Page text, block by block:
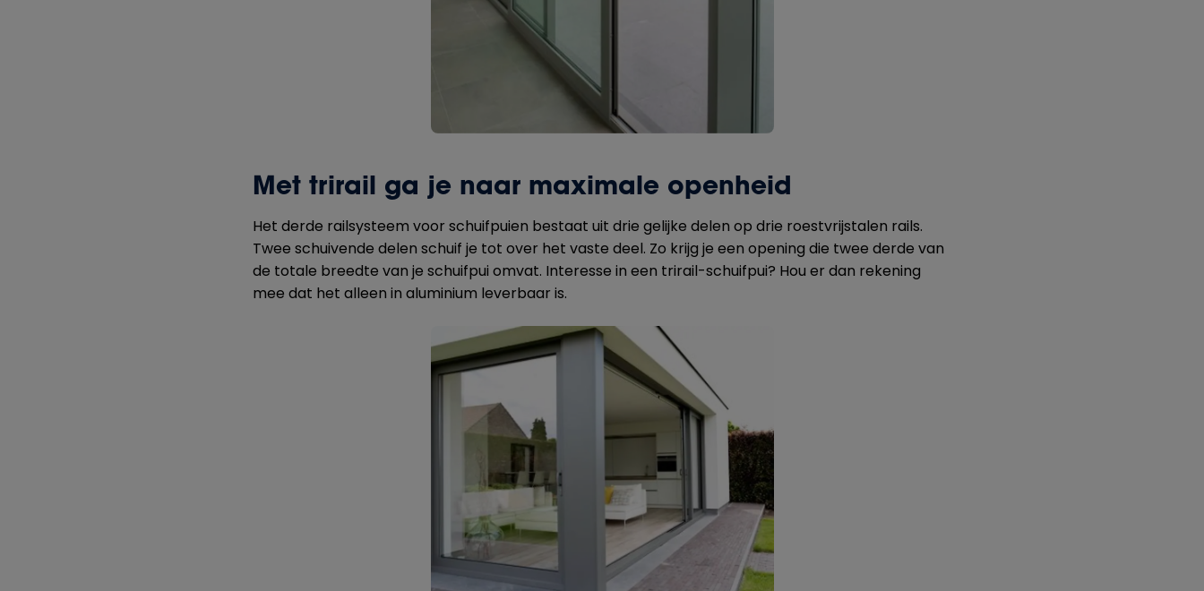
Met trirail ga je naar maximale openheid
Het derde railsysteem voor schuifpuien bestaat uit drie gelijke delen op drie roestvrijstalen rails.
Twee schuivende delen schuif je tot over het vaste deel. Zo krijg je een opening die twee derde van
de totale breedte van je schuifpui omvat. Interesse in een trirail-schuifpui? Hou er dan rekening
mee dat het alleen in aluminium leverbaar is.